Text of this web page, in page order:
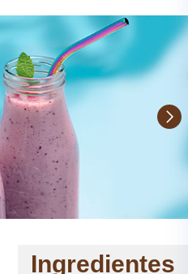
Ingredientes